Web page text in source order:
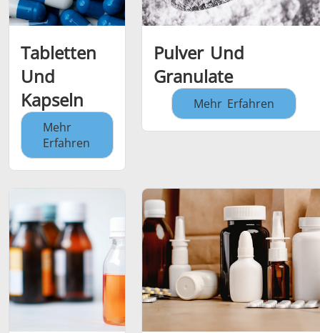
Tabletten
Und
Kapseln
Mehr
Erfahren
Pulver Und
Granulate
Mehr Erfahren